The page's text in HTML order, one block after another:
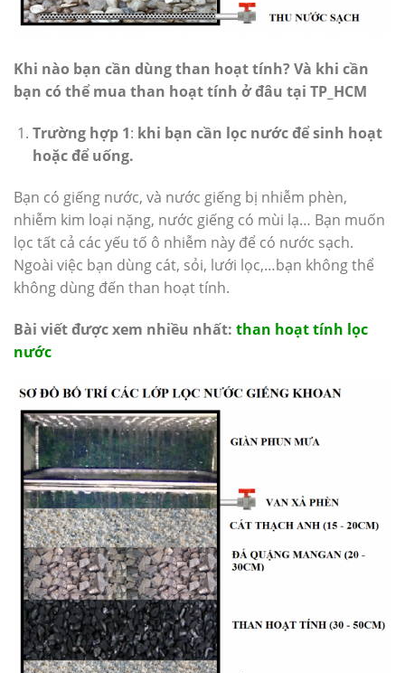
Khi nào bạn cần dùng than hoạt tính? Và khi cần
bạn có thể mua than hoạt tính ở đâu tại TP_HCM
Trường hợp 1: khi bạn cần lọc nước để sinh hoạt
hoặc để uống.
Bạn có giếng nước, và nước giếng bị nhiễm phèn,
nhiễm kim loại nặng, nước giếng có mùi lạ… Bạn muốn
lọc tất cả các yếu tố ô nhiễm này để có nước sạch.
Ngoài việc bạn dùng cát, sỏi, lưới lọc,…bạn không thể
không dùng đến than hoạt tính.
Bài viết được xem nhiều nhất: than hoạt tính lọc
nước